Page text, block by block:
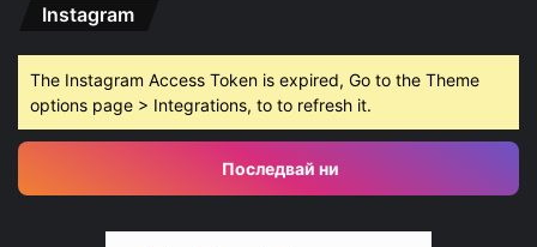
Instagram
The Instagram Access Token is expired, Go to the Theme
options page > Integrations, to to refresh it.
Последвай ни